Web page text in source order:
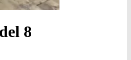
8